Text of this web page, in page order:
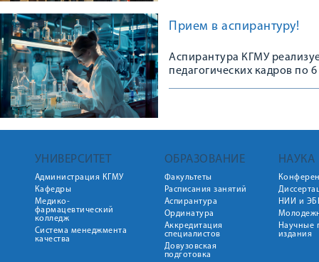
Прием в аспирантуру!
Аспирантура КГМУ
педагогических кадров по
УНИВЕРСИТЕТ
Администрация КГМУ
Кафедры
Медико-
фармацевтический
колледж
Система менеджмента
качества
ОБРАЗОВАНИЕ
Факультеты
Расписания занятий
Аспирантура
Ординатура
Аккредитация
специалистов
Довузовская
подготовка
НАУКА
НИИ и
Научные
издания